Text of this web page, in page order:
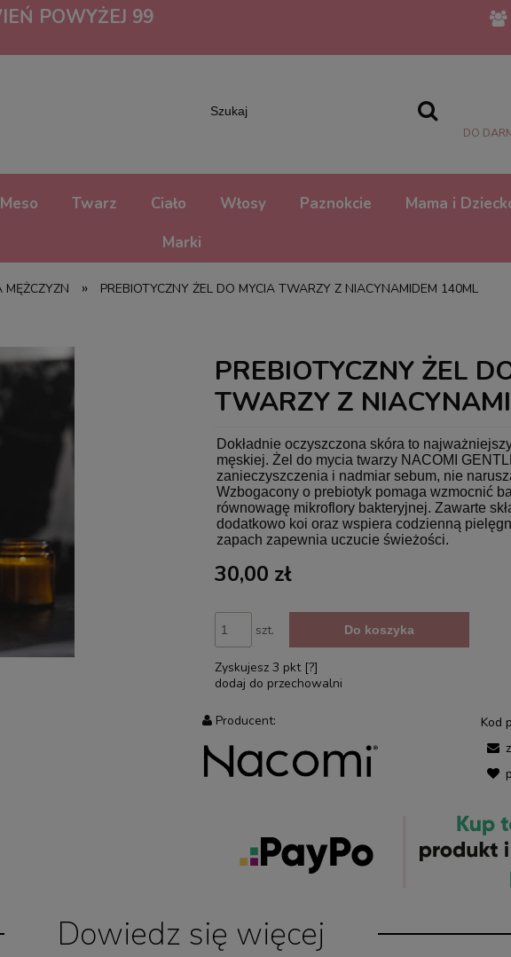
POWYŻEJ 99
DO
Meso Twarz Ciało Włosy Paznokcie Mama i
Marki
MĘŻCZYZN » PREBIOTYCZNY ŻEL DO MYCIA TWARZY Z NIACYNAMIDEM 140ML
PREBIOTYCZNY ŻEL
TWARZY Z
Dokładnie oczyszczona skóra to
męskiej. Żel do mycia twarzy NACOMI
zanieczyszczenia i nadmiar sebum, nie
Wzbogacony o prebiotyk pomaga wzmocnić
równowagę mikroflory bakteryjnej. Zawarte
dodatkowo koi oraz wspiera codzienną
zapach zapewnia uczucie świeżości.
30,00 zł
szt. Do koszyka
Zyskujesz 3 pkt [?]
dodaj do przechowalni
Producent: Kod
Dowiedz się więcej